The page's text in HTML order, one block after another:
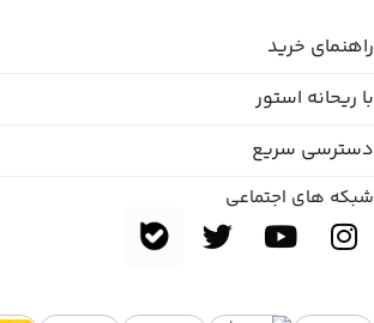
راهنمای خرید
با ریحانه استور
دسترسی سریع
شبکه های اجتماعی